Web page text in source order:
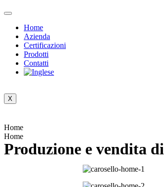
Home
Azienda
Certificazioni
Prodotti
Contatti
X
Home
Home
Produzione e vendita